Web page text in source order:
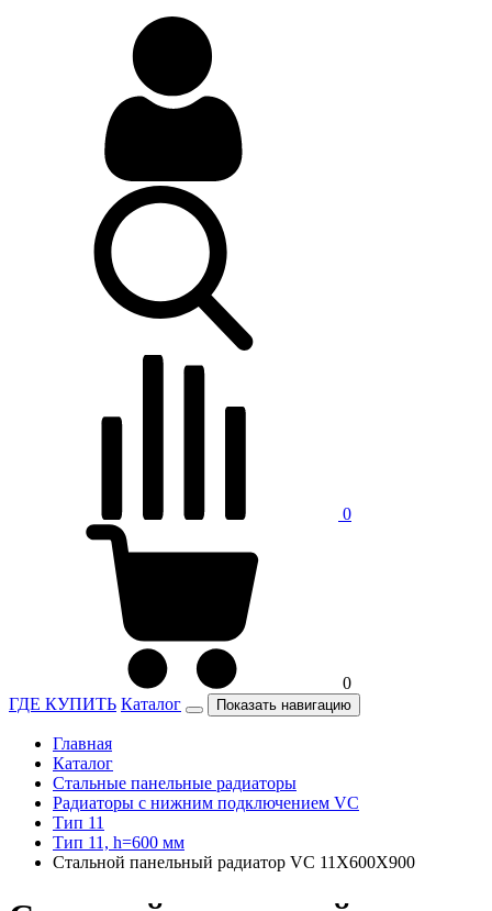
0
0
ГДЕ КУПИТЬ Каталог Показать навигацию
Главная
Каталог
Стальные панельные радиаторы
Радиаторы c нижним подключением VC
Тип 11
Тип 11, h=600 мм
Стальной панельный радиатор VC 11Х600Х900